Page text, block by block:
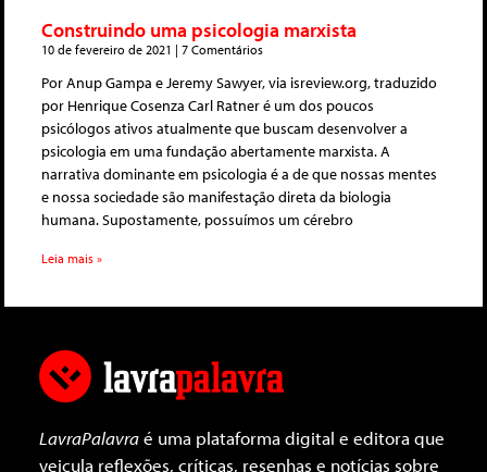
Construindo uma psicologia marxista
10 de fevereiro de 2021 7 Comentários
Por Anup Gampa e Jeremy Sawyer, via isreview.org, traduzido
por Henrique Cosenza Carl Ratner é um dos poucos
psicólogos ativos atualmente que buscam desenvolver a
psicologia em uma fundação abertamente marxista. A
narrativa dominante em psicologia é a de que nossas mentes
e nossa sociedade são manifestação direta da biologia
humana. Supostamente, possuímos um cérebro
Leia mais »
LavraPalavraé uma plataforma digital e editora que
veicula reflexões, críticas, resenhas e notícias sobre